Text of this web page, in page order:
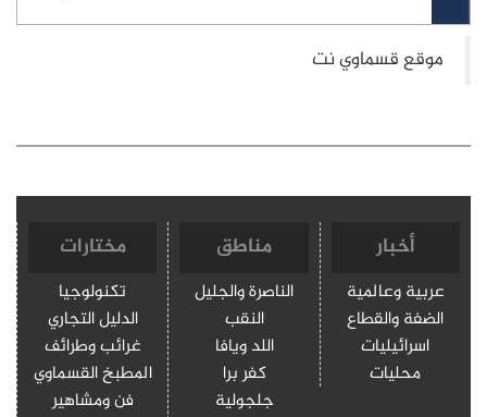
مناطق
الناصرة والجليل
النقب
اللد ويافا
كفر برا
مختارات
تكنولوجيا
الدليل التجاري
غرائب وطرائف
المطبخ القسماوي
فن ومشاهير